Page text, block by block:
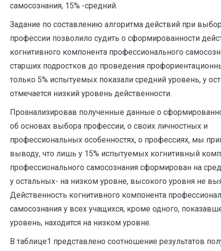
самосознания, 15% -средний.
Задание по составлению алгоритма действий при
профессии позволило судить о сформированности
когнитивного компонента профессионального
старших подростков до проведения
только 5% испытуемых показали средний уровень, у
отмечается низкий уровень действенности.
Проанализировав полученные данные о
об основах выбора профессии, о своих личностных и
профессиональных особенностях, о профессиях, мы
выводу, что лишь у 15% испытуемых когнитивный
профессионального самосознания сформирован на
у остальных- на низком уровне, высокого уровня не
Действенность когнитивного компонента
самосознания у всех учащихся, кроме одного,
уровень, находится на низком уровне.
В таблице1 представлено соотношение результатов